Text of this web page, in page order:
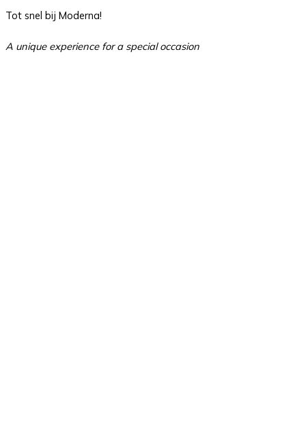
Tot snel bij Moderna!
A unique experience for a special occasion